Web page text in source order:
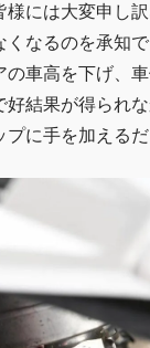
様には大変申し
くなるのを承知
の車高を下げ、
好結果が得られ
に手を加えるだ